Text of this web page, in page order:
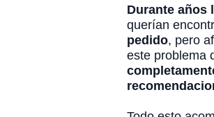
Durante años
querían
pedido, pero
este problema